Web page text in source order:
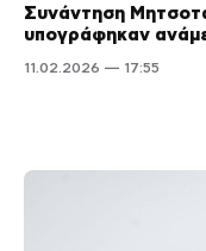
Συνάντηση
υπογράφηκαν
11.02.2026 — 17:55